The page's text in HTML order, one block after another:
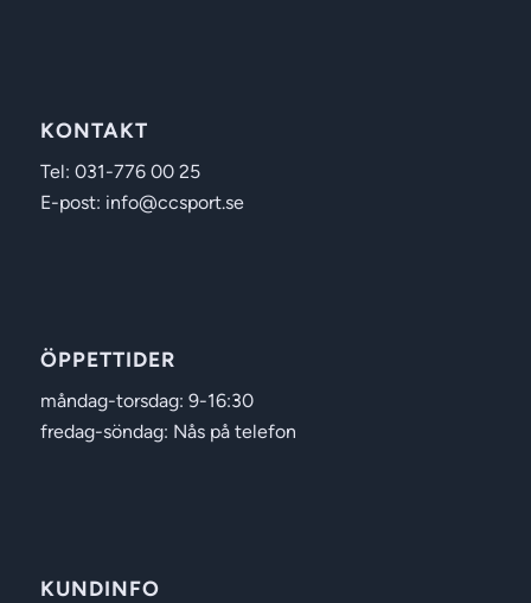
KONTAKT
Tel: 031-776 00 25
E-post: info@ccsport.se
ÖPPETTIDER
måndag-torsdag: 9-16:30
fredag-söndag: Nås på telefon
KUNDINFO